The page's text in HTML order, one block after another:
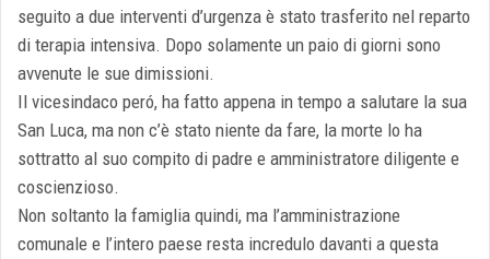
seguito a due interventi d’urgenza è stato trasferito nel reparto
di terapia intensiva. Dopo solamente un paio di giorni sono
avvenute le sue dimissioni.
Il vicesindaco peró, ha fatto appena in tempo a salutare la sua
San Luca, ma non c’è stato niente da fare, la morte lo ha
sottratto al suo compito di padre e amministratore diligente e
coscienzioso.
Non soltanto la famiglia quindi, ma l’amministrazione
comunale e l’intero paese resta incredulo davanti a questa